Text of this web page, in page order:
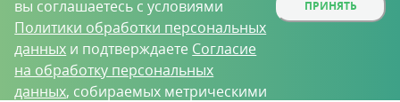
вы соглашаетесь с условиями
Политики обработки персональных
данных и подтверждаете Согласие
на обработку персональных
данных, собираемых метрическими
ПРИНЯТЬ